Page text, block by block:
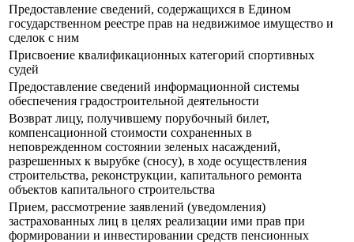
Предоставление сведений, содержащихся в Едином
государственном реестре прав на недвижимое имущество и
сделок с ним
Присвоение квалификационных категорий спортивных
судей
Предоставление сведений информационной системы
обеспечения градостроительной деятельности
Возврат лицу, получившему порубочный билет,
компенсационной стоимости сохраненных в
неповрежденном состоянии зеленых насаждений,
разрешенных к вырубке (сносу), в ходе осуществления
строительства, реконструкции, капитального ремонта
объектов капитального строительства
Прием, рассмотрение заявлений (уведомления)
застрахованных лиц в целях реализации ими прав при
формировании и инвестировании средств пенсионных